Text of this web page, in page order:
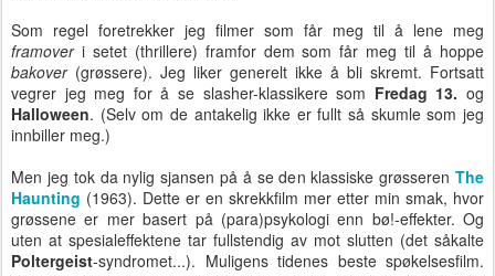
Som regel foretrekker jeg filmer som får meg til å lene meg
framoveri setet (thrillere) framfor dem som får meg til å hoppe
bakover(grøssere). Jeg liker generelt ikke å bli skremt. Fortsatt
vegrer jeg meg for å se slasher-klassikere som Fredag 13. og
Halloween. (Selv om de antakelig ikke er fullt så skumle som jeg
innbiller meg.)
Men jeg tok da nylig sjansen på å se den klassiske grøsseren The
Haunting (1963). Dette er en skrekkfilm mer etter min smak, hvor
grøssene er mer basert på (para)psykologi enn bø!-effekter. Og
uten at spesialeffektene tar fullstendig av mot slutten (det såkalte
Poltergeist-syndromet...). Muligens tidenes beste spøkelsesfilm.